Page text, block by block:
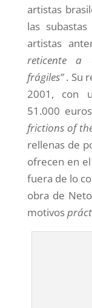
artistas
las
artistas
reticente a
frágiles”. Su
2001, con
51.000
frictions of
rellenas de
ofrecen en
fuera de lo
obra de
motivos